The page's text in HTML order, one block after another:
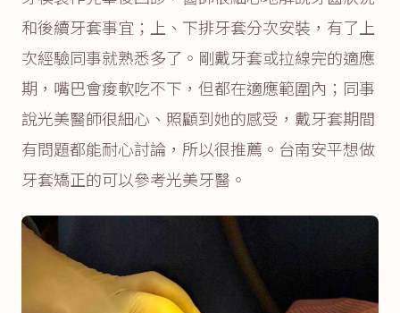
和後續牙套事宜；上、下排牙套分次安裝，有了上
次經驗同事就熟悉多了。剛戴牙套或拉線完的適應
期，嘴巴會痠軟吃不下，但都在適應範圍內；同事
說光美醫師很細心、照顧到她的感受，戴牙套期間
有問題都能耐心討論，所以很推薦。台南安平想做
牙套矯正的可以參考光美牙醫。